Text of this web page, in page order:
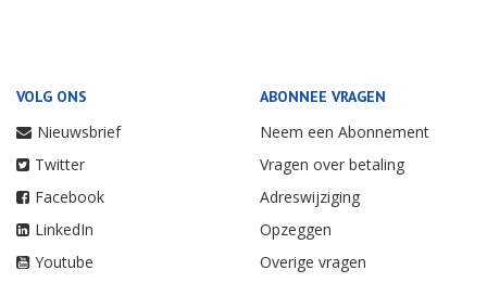
VOLG ONS
Nieuwsbrief
Twitter
Facebook
LinkedIn
Youtube
ABONNEE VRAGEN
Neem een Abonnement
Vragen over betaling
Adreswijziging
Opzeggen
Overige vragen